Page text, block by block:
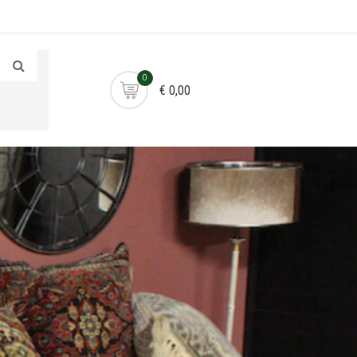
0
€ 0,00